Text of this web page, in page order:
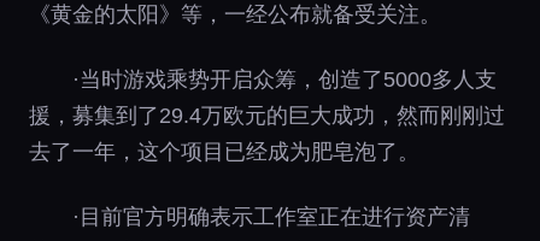
《黄金的太阳》等，一经公布就备受关注。
·当时游戏乘势开启众筹，创造了5000多人支
援，募集到了29.4万欧元的巨大成功，然而刚刚过
去了一年，这个项目已经成为肥皂泡了。
·目前官方明确表示工作室正在进行资产清